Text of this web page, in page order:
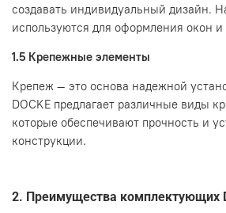
создавать индивидуальный дизайн.
используются для оформления окон и
1.5 Крепежные элементы
Крепеж — это основа надежной
DOCKE предлагает различные виды
которые обеспечивают прочность и
конструкции.
2. Преимущества комплектующих